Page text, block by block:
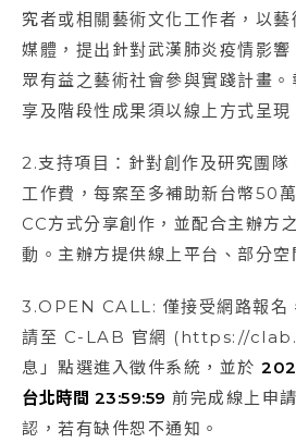
究者或相關藝術文化工作者，以
媒體，提出針對武漢肺炎疫情影
眾有益之藝術社會參與實踐計畫
享及階段性成果須以線上方式呈現
2.支持項目：針對創作及研究團隊
工作費，每案至多補助新台幣50
CC方式分享創作，並配合主辦方
動。主辦方提供線上平台、部分空
3.OPEN CALL: 僅接受網路報名
請至 C-LAB 官網 (https://
息」點選進入徵件系統，並於
台北時間 23:59:59 前完成線上申
認，若有缺件恕不通知。